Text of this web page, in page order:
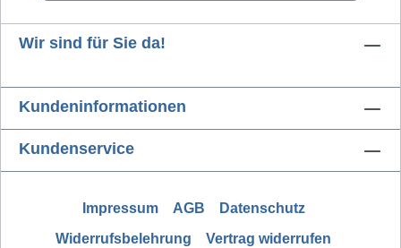
Wir sind für Sie da!
Kundeninformationen
Kundenservice
Impressum AGB
Datenschutz
Widerrufsbelehrung
Vertrag widerrufen